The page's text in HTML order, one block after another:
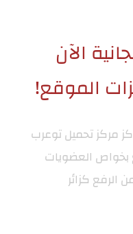
الآن
الموقع!
مركز تحميل توعرب
العضويات
الرفع كزائر